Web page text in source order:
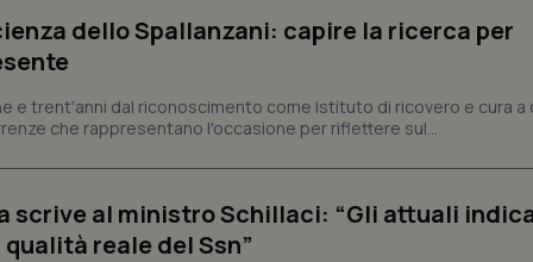
dello Spallanzani: capire la ricerca per
e trent'anni dal riconoscimento come Istituto di ricovero e cura a
che rappresentano l'occasione per riflettere sul...
scrive al ministro Schillaci: “Gli attuali
reale del Ssn”
a rendere fruibile il sito web abilitandone funzionalità di base quali la
del sito. Il sito web non è in grado di funzionare correttamente senza questi
Fornitore /Dominio Scadenza
Descrizione
.youtube.com
settimane
scelte di consenso e privacy
impostazioni sulla privacy,